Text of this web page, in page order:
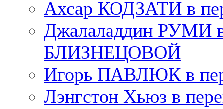
Ахсар КОДЗАТИ в
Джалаладдин РУМИ
БЛИЗНЕЦОВОЙ
Игорь ПАВЛЮК в
Лэнгстон Хьюз в